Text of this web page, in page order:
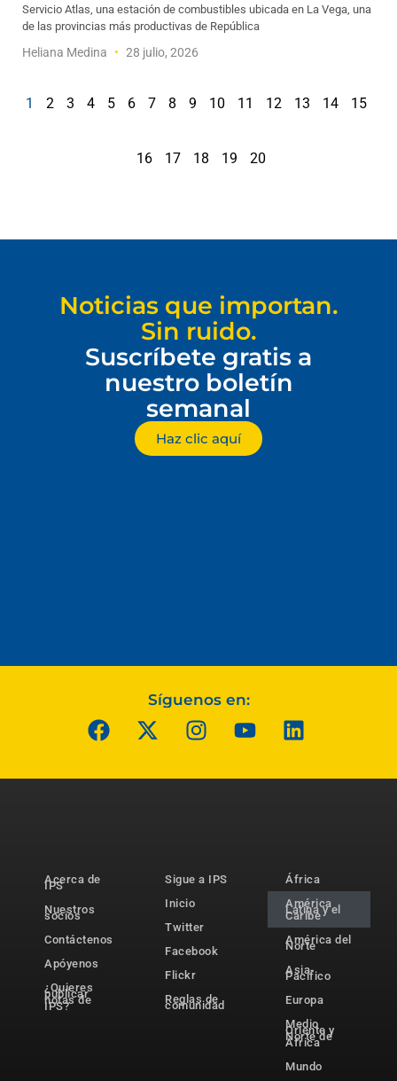
Servicio Atlas, una estación de combustibles ubicada en La Vega, una
de las provincias más productivas de República
Heliana Medina 28 julio, 2026
1 2 3 4 5 6 7 8 9 10 11 12 13 14 15
16 17 18 19 20
Noticias que importan.
Sin ruido.
Suscríbete gratis a
nuestro boletín
semanal
Haz clic aquí
Síguenos en:
Acerca de
IPS
Nuestros
socios
Contáctenos
Apóyenos
¿Quieres
publicar
notas de
IPS?
Sigue a IPS
Inicio
Twitter
Facebook
Flickr
Reglas de
comunidad
África
América
Latina y el
Caribe
América del
Norte
Asia-
Pacífico
Europa
Medio
Oriente y
Norte de
África
Mundo